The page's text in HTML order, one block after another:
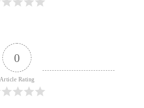
0
Article Rating